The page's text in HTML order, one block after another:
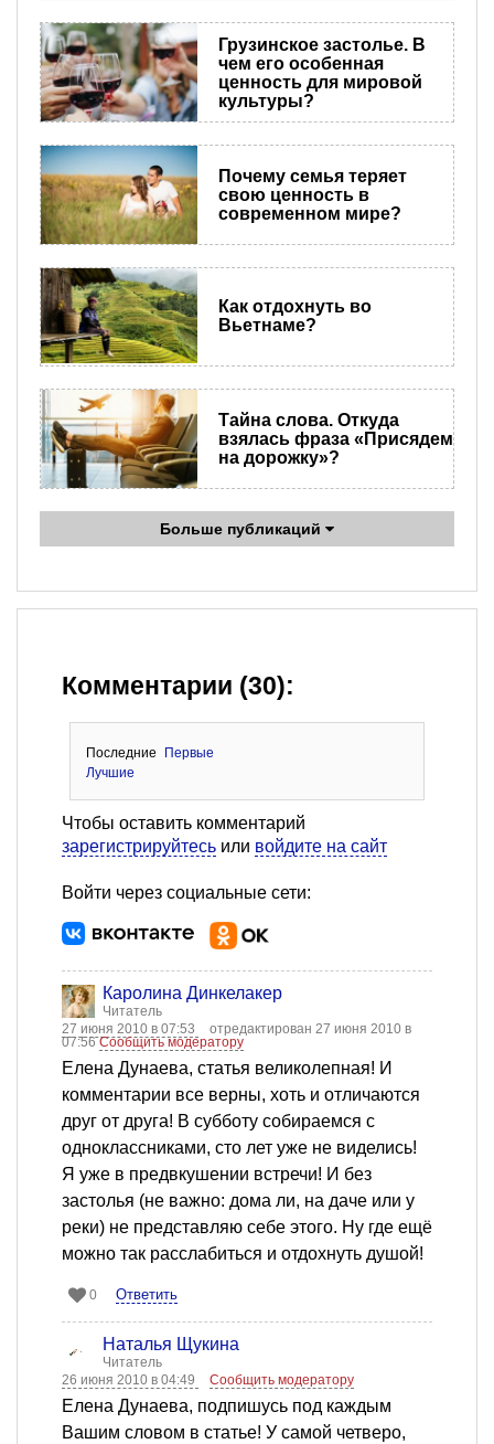
Грузинское застолье. В
чем его особенная
ценность для мировой
культуры?
Почему семья теряет
свою ценность в
современном мире?
Как отдохнуть во
Вьетнаме?
Тайна слова. Откуда
взялась фраза «Присядем
на дорожку»?
Больше публикаций
Комментарии (30):
Последние
Первые
Лучшие
Чтобы оставить комментарий
зарегистрируйтесь или войдите на сайт
Войти через социальные сети:
Каролина Динкелакер
Читатель
27 июня 2010 в 07:53
отредактирован 27 июня 2010 в
07:56Сообщить модератору
Елена Дунаева, статья великолепная! И
комментарии все верны, хоть и отличаются
друг от друга! В субботу собираемся с
одноклассниками, сто лет уже не виделись!
Я уже в предвкушении встречи! И без
застолья (не важно: дома ли, на даче или у
реки) не представляю себе этого. Ну где ещё
можно так расслабиться и отдохнуть душой!
0 Ответить
Наталья Щукина
Читатель
26 июня 2010 в 04:49
Сообщить модератору
Елена Дунаева, подпишусь под каждым
Вашим словом в статье! У самой четверо,